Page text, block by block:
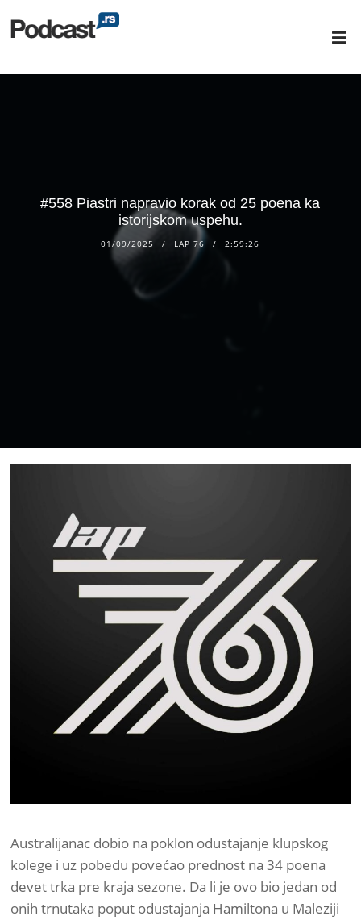
#558 Piastri napravio korak od 25 poena ka
istorijskom uspehu.
01/09/2025 LAP 76 2:59:26
Australijanac dobio na poklon odustajanje klupskog
kolege i uz pobedu povećao prednost na 34 poena
devet trka pre kraja sezone. Da li je ovo bio jedan od
onih trnutaka poput odustajanja Hamiltona u Maleziji